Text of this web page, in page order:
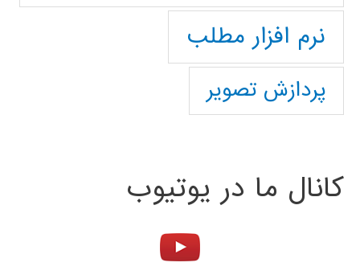
نرم افزار مطلب
پردازش تصویر
کانال ما در یوتیوب